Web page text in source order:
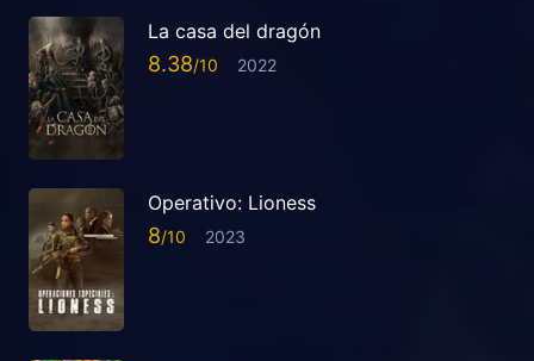
La casa del dragón
8.38 2022
Operativo: Lioness
8 2023